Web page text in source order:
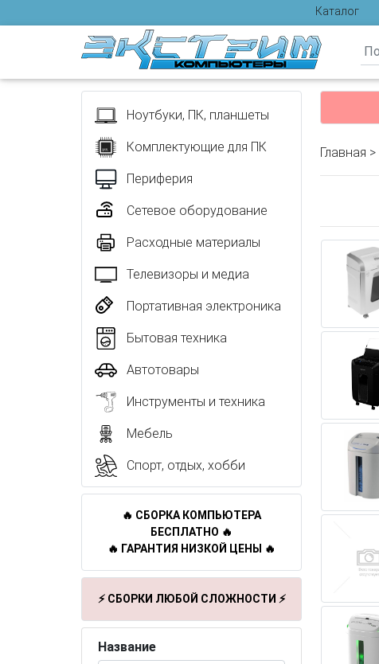
Каталог
Отзывы
Ноутбуки, ПК, планшеты
Комплектующие для ПК
Периферия
Сетевое оборудование
Расходные материалы
Телевизоры и медиа
Портативная электроника
Бытовая техника
Автотовары
Инструменты и техника
Мебель
Спорт, отдых, хобби
🔥 СБОРКА КОМПЬЮТЕРА
БЕСПЛАТНО 🔥
🔥 ГАРАНТИЯ НИЗКОЙ ЦЕНЫ 🔥
⚡ СБОРКИ ЛЮБОЙ СЛОЖНОСТИ ⚡
Название
Главная >